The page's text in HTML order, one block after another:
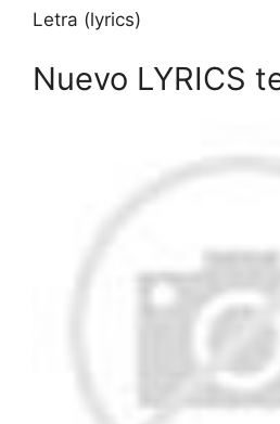
Letra (lyrics)
Nuevo LYRICS